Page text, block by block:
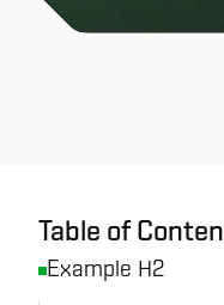
Table of
Example H2